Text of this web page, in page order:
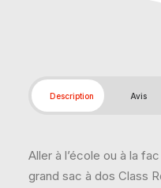
Description Avis
Aller à l’école ou à la
grand sac à dos Class